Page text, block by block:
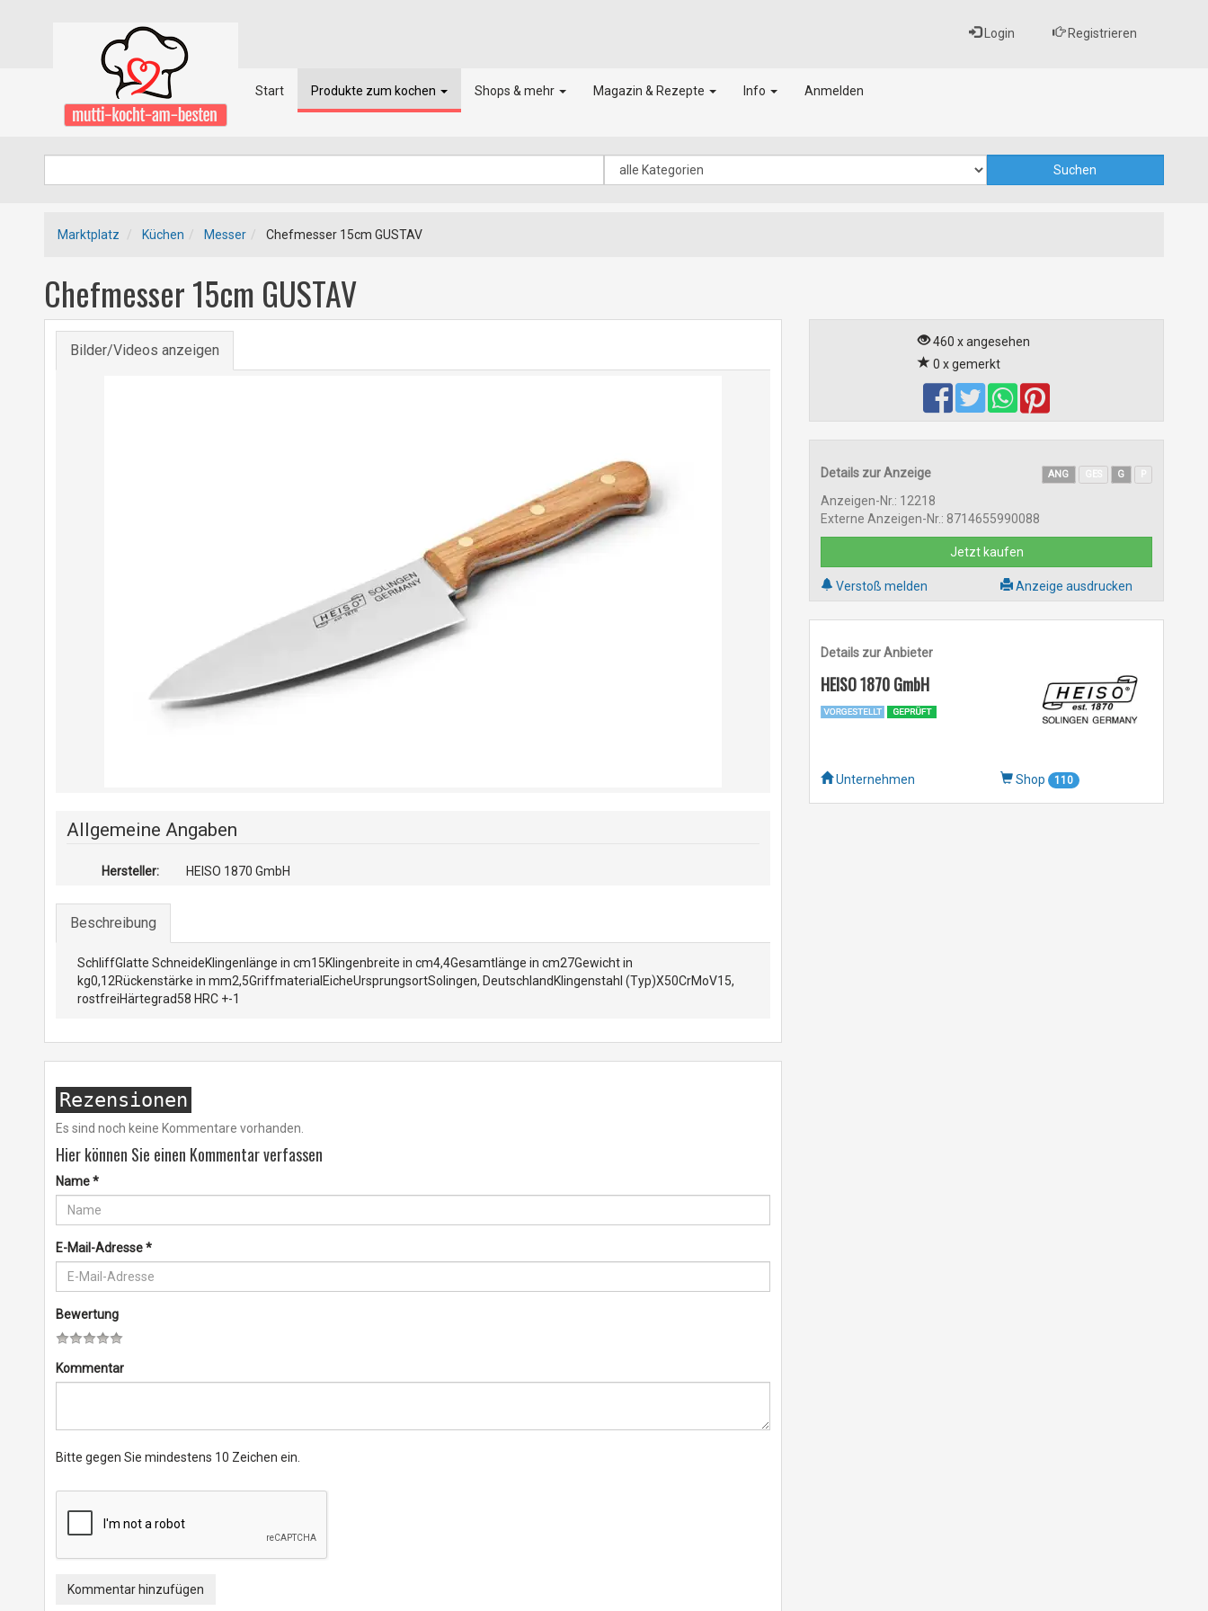
Login Registrieren
Start Produkte zum kochen Shops & mehr Magazin & Rezepte Info Anmelden
Marktplatz Küchen Messer Chefmesser 15cm GUSTAV
Chefmesser 15cm GUSTAV
Bilder/Videos anzeigen
Allgemeine Angaben
Hersteller: HEISO 1870 GmbH
Beschreibung
SchliffGlatte SchneideKlingenlänge in cm15Klingenbreite in cm4,4Gesamtlänge in cm27Gewicht in
kg0,12Rückenstärke in mm2,5GriffmaterialEicheUrsprungsortSolingen, DeutschlandKlingenstahl (Typ)X50CrMoV15,
rostfreiHärtegrad58 HRC +-1
Rezensionen
Es sind noch keine Kommentare vorhanden.
Hier können Sie einen Kommentar verfassen
Name*
E-Mail-Adresse*
Bewertung
Kommentar
Bitte gegen Sie mindestens 10 Zeichen ein.
Kommentar hinzufügen
460 x angesehen
0 x gemerkt
Details zur Anzeige ANG G
Anzeigen-Nr.: 12218
Externe Anzeigen-Nr.: 8714655990088
Jetzt kaufen
Verstoß melden Anzeige ausdrucken
Details zur Anbieter
HEISO 1870 GmbH
Unternehmen Shop 110